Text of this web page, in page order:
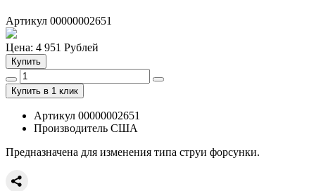
Артикул 00000002651
Цена: 4 951 Рублей
Купить
Купить в 1 клик
Артикул 00000002651
Производитель США
Предназначена для изменения типа струи форсунки.